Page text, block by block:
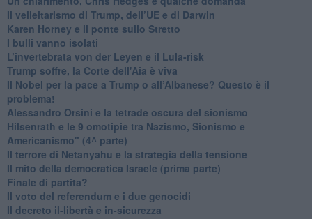
Il velleitarismo di Trump, dell’UE e di Darwin
​Karen Horney e il ponte sullo Stretto
​I bulli vanno isolati
L’invertebrata von der Leyen e il Lula-risk
Trump soffre, la Corte dell'Aia è viva
​Il Nobel per la pace a Trump o all’Albanese? Questo è il
problema!
​Alessandro Orsini e la tetrade oscura del sionismo
​Hilsenrath e le 9 omotipie tra Nazismo, Sionismo e
Americanismo" (4^ parte)
​Il terrore di Netanyahu e la strategia della tensione
Il mito della democratica Israele (prima parte)
​Finale di partita?
​Il voto del referendum e i due genocidi
Il decreto il-libertà e in-sicurezza